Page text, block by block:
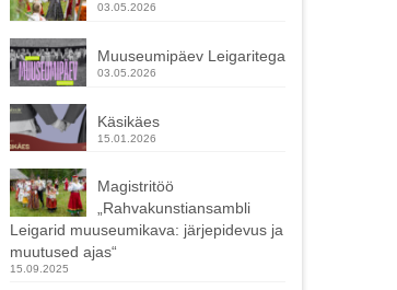
03.05.2026
Muuseumipäev Leigaritega
03.05.2026
Käsikäes
15.01.2026
Magistritöö
„Rahvakunstiansambli
Leigarid muuseumikava: järjepidevus ja
muutused ajas“
15.09.2025